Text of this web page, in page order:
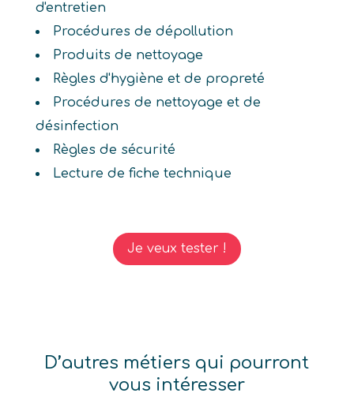
d'entretien
Procédures de dépollution
Produits de nettoyage
Règles d'hygiène et de propreté
Procédures de nettoyage et de
désinfection
Règles de sécurité
Lecture de fiche technique
Je veux tester !
D’autres métiers qui pourront
vous intéresser